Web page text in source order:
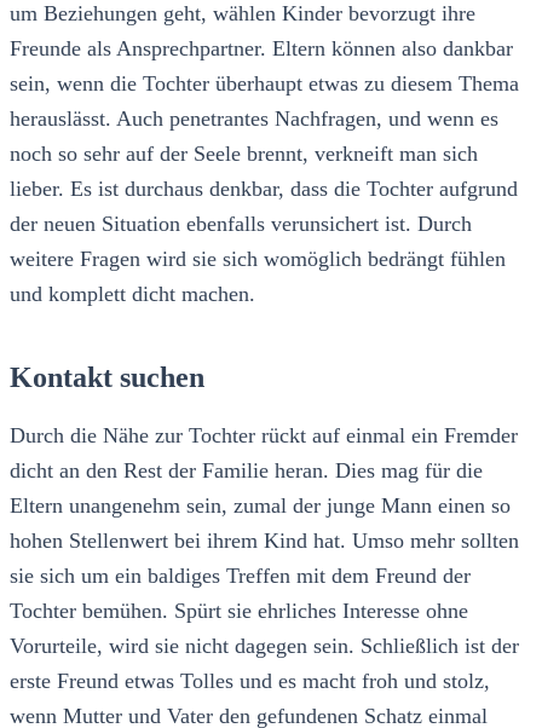
um Beziehungen geht, wählen Kinder bevorzugt ihre
Freunde als Ansprechpartner. Eltern können also dankbar
sein, wenn die Tochter überhaupt etwas zu diesem Thema
herauslässt. Auch penetrantes Nachfragen, und wenn es
noch so sehr auf der Seele brennt, verkneift man sich
lieber. Es ist durchaus denkbar, dass die Tochter aufgrund
der neuen Situation ebenfalls verunsichert ist. Durch
weitere Fragen wird sie sich womöglich bedrängt fühlen
und komplett dicht machen.
Kontakt suchen
Durch die Nähe zur Tochter rückt auf einmal ein Fremder
dicht an den Rest der Familie heran. Dies mag für die
Eltern unangenehm sein, zumal der junge Mann einen so
hohen Stellenwert bei ihrem Kind hat. Umso mehr sollten
sie sich um ein baldiges Treffen mit dem Freund der
Tochter bemühen. Spürt sie ehrliches Interesse ohne
Vorurteile, wird sie nicht dagegen sein. Schließlich ist der
erste Freund etwas Tolles und es macht froh und stolz,
wenn Mutter und Vater den gefundenen Schatz einmal